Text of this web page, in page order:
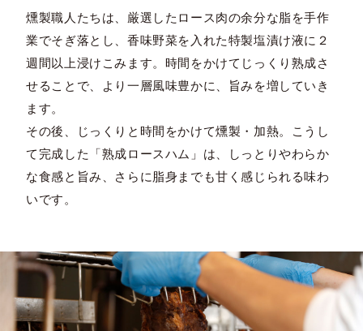
燻製職人たちは、厳選したロース肉の余分な脂を手作
業でそぎ落とし、香味野菜を入れた特製塩漬け液に２
週間以上浸けこみます。時間をかけてじっくり熟成さ
せることで、より一層風味豊かに、旨みを増していき
ます。
その後、じっくりと時間をかけて燻製・加熱。こうし
て完成した「熟成ロースハム」は、しっとりやわらか
な食感と旨み、さらに脂身までも甘く感じられる味わ
いです。